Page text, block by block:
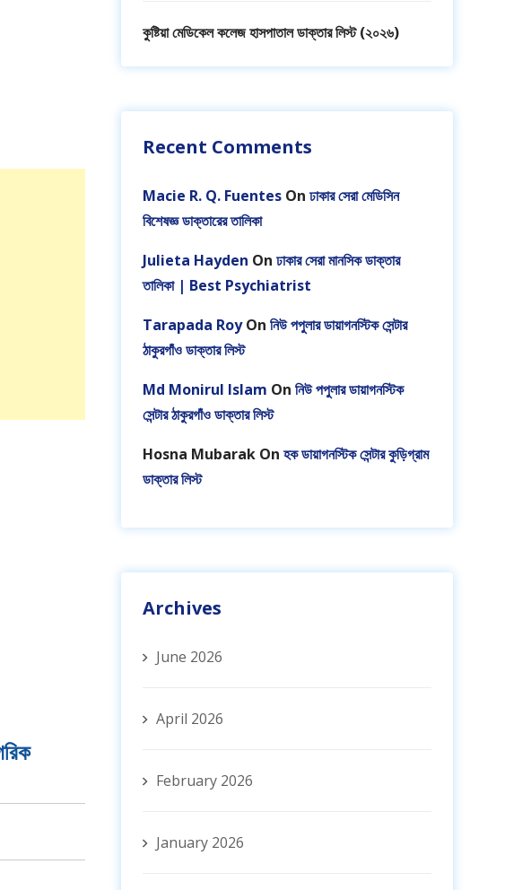
কুষ্টিয়া মেডিকেল কলেজ হাসপাতাল ডাক্তার লিস্ট (২০২৬)
Recent Comments
Macie R. Q. Fuentes On ঢাকার সেরা মেডিসিন
বিশেষজ্ঞ ডাক্তারের তালিকা
Julieta Hayden On ঢাকার সেরা মানসিক ডাক্তার
তালিকা | Best Psychiatrist
Tarapada RoyOn নিউ পপুলার ডায়াগনস্টিক সেন্টার
ঠাকুরগাঁও ডাক্তার লিস্ট
Md Monirul Islam On নিউ পপুলার ডায়াগনস্টিক
সেন্টার ঠাকুরগাঁও ডাক্তার লিস্ট
Hosna Mubarak On হক ডায়াগনস্টিক সেন্টার কুড়িগ্রাম
ডাক্তার লিস্ট
Archives
June 2026
April 2026
February 2026
January 2026